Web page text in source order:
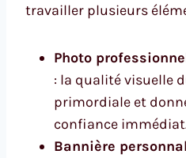
travailler plusieurs
Photo
: la qualité visuelle
primordiale et
confiance
Bannière